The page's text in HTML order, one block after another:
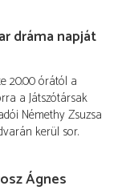
dráma napját
20.00 órától a
a Játszótársak
Némethy Zsuzsa
kerül sor.
Ágnes